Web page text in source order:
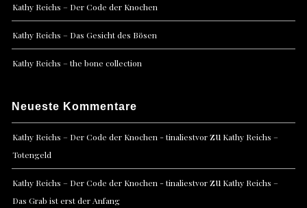
Kathy Reichs – Der Code der Knochen
Kathy Reichs – Das Gesicht des Bösen
Kathy Reichs – the bone collection
Neueste Kommentare
Kathy Reichs – Der Code der Knochen - tinaliestvorzu Kathy Reichs –
Totengeld
Kathy Reichs – Der Code der Knochen - tinaliestvorzu Kathy Reichs –
Das Grab ist erst der Anfang